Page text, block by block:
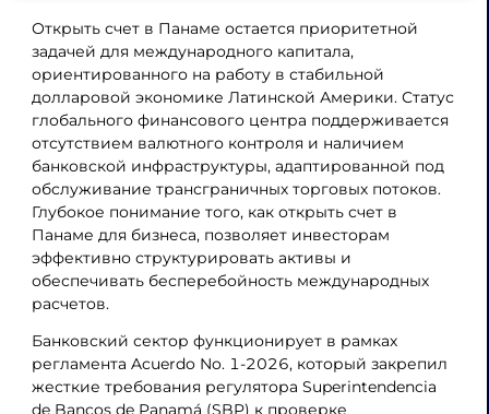
Открыть счет в Панаме остается приоритетной
задачей для международного капитала,
ориентированного на работу в стабильной
долларовой экономике Латинской Америки. Статус
глобального финансового центра поддерживается
отсутствием валютного контроля и наличием
банковской инфраструктуры, адаптированной под
обслуживание трансграничных торговых потоков.
Глубокое понимание того, как открыть счет в
Панаме для бизнеса, позволяет инвесторам
эффективно структурировать активы и
обеспечивать бесперебойность международных
расчетов.
Банковский сектор функционирует в рамках
регламента Acuerdo No. 1-2026, который закрепил
жесткие требования регулятора Superintendencia
de Bancos de Panamá (SBP) к проверке